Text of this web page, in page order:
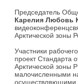
Председатель
Карелия Любовь
Арктической зоны
Участники
проект Стандарта
Арктической зоны
малочисленными
осуществляющими